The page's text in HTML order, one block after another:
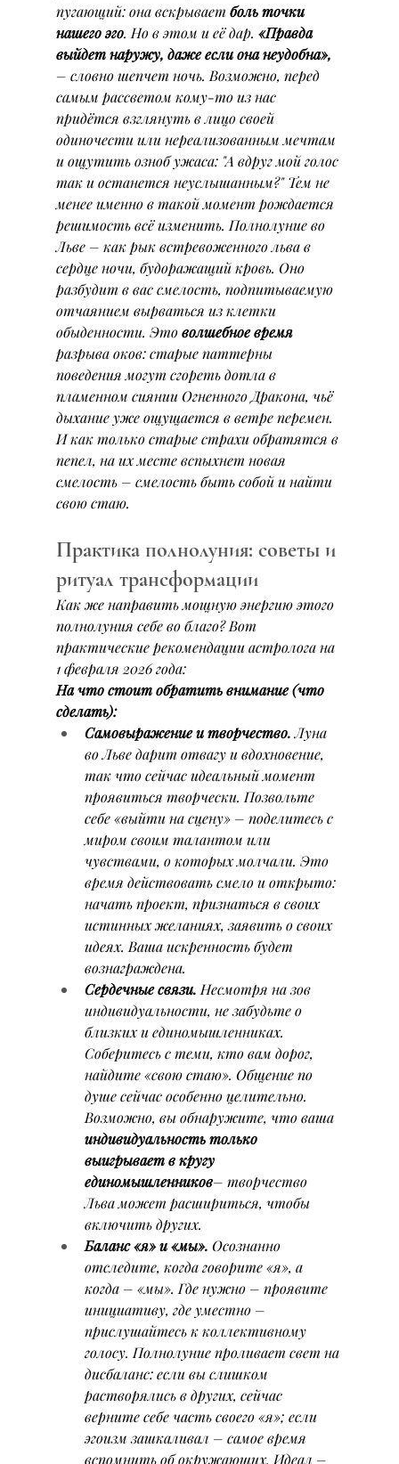
пугающий: она вскрывает боль точки
нашего эго. Но в этом и её дар. «Правда
выйдет наружу, даже если она неудобна»,
– словно шепчет ночь. Возможно, перед
самым рассветом кому-то из нас
придётся взглянуть в лицо своей
одиночести или нереализованным мечтам
и ощутить озноб ужаса: "А вдруг мой голос
так и останется неуслышанным?" Тем не
менее именно в такой момент рождается
решимость всё изменить. Полнолуние во
Льве – как рык встревоженного льва в
сердце ночи, будоражащий кровь. Оно
разбудит в вас смелость, подпитываемую
отчаянием вырваться из клетки
обыденности. Это волшебное время
разрыва оков: старые паттерны
поведения могут сгореть дотла в
пламенном сиянии Огненного Дракона, чьё
дыхание уже ощущается в ветре перемен.
И как только старые страхи обратятся в
пепел, на их месте вспыхнет новая
смелость – смелость быть собой и найти
свою стаю.
Практика полнолуния: советы и
ритуал трансформации
Как же направить мощную энергию этого
полнолуния себе во благо? Вот
практические рекомендации астролога на
1 февраля 2026 года:
На что стоит обратить внимание (что
сделать):
Самовыражение и творчество. Луна
во Льве дарит отвагу и вдохновение,
так что сейчас идеальный момент
проявиться творчески. Позвольте
себе «выйти на сцену» – поделитесь с
миром своим талантом или
чувствами, о которых молчали. Это
время действовать смело и открыто:
начать проект, признаться в своих
истинных желаниях, заявить о своих
идеях. Ваша искренность будет
вознаграждена.
Сердечные связи. Несмотря на зов
индивидуальности, не забудьте о
близких и единомышленниках.
Соберитесь с теми, кто вам дорог,
найдите «свою стаю». Общение по
душе сейчас особенно целительно.
Возможно, вы обнаружите, что ваша
индивидуальность только
выигрывает в кругу
единомышленников– творчество
Льва может расшириться, чтобы
включить других.
Баланс «я» и «мы». Осознанно
отследите, когда говорите «я», а
когда – «мы». Где нужно – проявите
инициативу, где уместно –
прислушайтесь к коллективному
голосу. Полнолуние проливает свет на
дисбаланс: если вы слишком
растворялись в других, сейчас
верните себе часть своего «я»; если
эгоизм зашкаливал – самое время
вспомнить об окружающих. Идеал –